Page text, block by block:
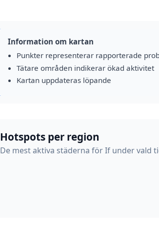
Information om kartan
Punkter representerar rapporterade
Tätare områden indikerar ökad aktivitet
Kartan uppdateras löpande
Hotspots per region
De mest aktiva städerna för If under vald